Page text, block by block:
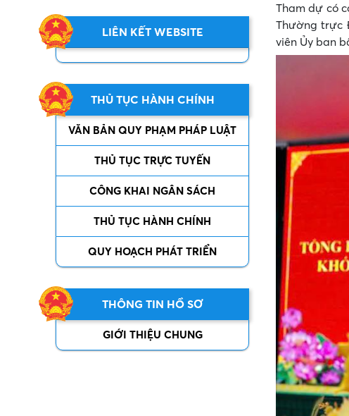
LIÊN KẾT WEBSITE
THỦ TỤC HÀNH CHÍNH
VĂN BẢN QUY PHẠM PHÁP LUẬT
THỦ TỤC TRỰC TUYẾN
CÔNG KHAI NGÂN SÁCH
THỦ TỤC HÀNH CHÍNH
QUY HOẠCH PHÁT TRIỂN
THÔNG TIN HỒ SƠ
GIỚI THIỆU CHUNG
Tham dự có
Thường trực
viên Ủy ban